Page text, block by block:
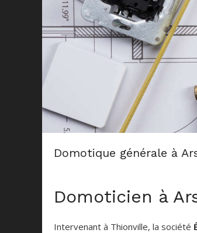
Domotique générale à
Domoticien à
Intervenant à Thionville, la société